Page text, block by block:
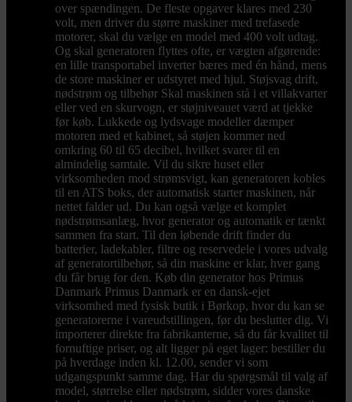
over spændingen. De fleste opgaver klares med 230
volt, men driver du større maskiner med trefasede
motorer, skal du vælge en model med 400 volt udtag.
Og skal generatoren flyttes ofte, er vægten afgørende:
en lille transportabel inverter bæres med én hånd, mens
de store maskiner er udstyret med hjul. Støjsvag drift,
nødstrøm og tilbehør Skal maskinen stå i et villakvarter
eller ved en skurvogn, er støjniveauet værd at tjekke
før køb. Lukkede og lydsvage modeller dæmper
motoren med et kabinet, så støjen kommer ned
omkring 60 til 65 decibel, hvilket svarer til en
almindelig samtale. Vil du sikre huset eller
virksomheden mod strømsvigt, kan generatoren kobles
til en ATS boks, der automatisk starter maskinen, når
nettet falder ud. Du kan også vælge et komplet
nødstrømsanlæg, hvor generator og automatik er tænkt
sammen fra start. Til den løbende drift finder du
batterier, ladekabler, filtre og reservedele i vores udvalg
af generatortilbehør, så din maskine er klar, hver gang
du får brug for den. Køb din generator hos Primus
Danmark Primus Danmark er en dansk-ejet
virksomhed med fysisk butik i Børkop, hvor du kan se
generatorerne i vareudstillingen, før du beslutter dig. Vi
importerer direkte fra fabrikanterne, så du får kvalitet til
fornuftige priser, og alt ligger på eget lager: bestiller du
på hverdage inden kl. 12.00, sender vi som
udgangspunkt samme dag. Har du spørgsmål til valg af
model, størrelse eller nødstrøm, sidder vores danske